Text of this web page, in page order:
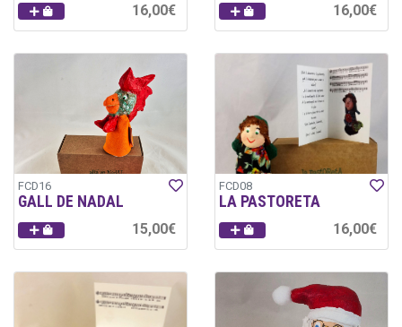
16,00€ 16,00€
FCD16
GALL DE NADAL
15,00€
FCD08
LA PASTORETA
16,00€